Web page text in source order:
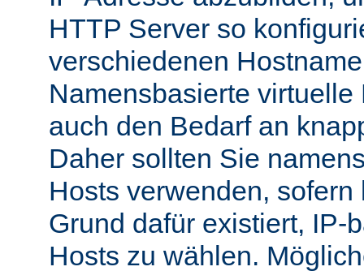
HTTP Server so
verschiedenen
Namensbasierte
auch den Bedarf an
Daher sollten Sie
Hosts verwenden,
Grund dafür existiert, IP-
Hosts zu wählen.